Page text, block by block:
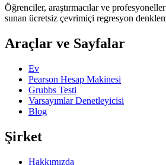
Öğrenciler, araştırmacılar ve
sunan ücretsiz çevrimiçi regresyon
Araçlar ve Sayfalar
Ev
Pearson Hesap Makinesi
Grubbs Testi
Varsayımlar Denetleyicisi
Blog
Şirket
Hakkımızda